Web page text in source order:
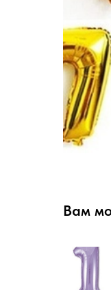
Вам